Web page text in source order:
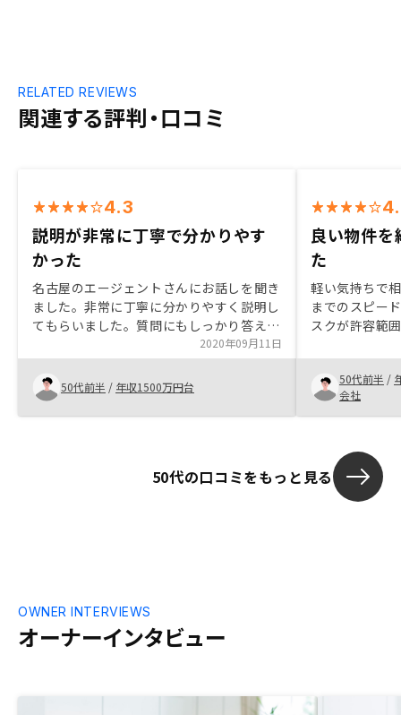
関連する評判・口コミ
RELATED REVIEWS
4.3
説明が非常に丁寧で分かりやす
かった
名古屋のエージェントさんにお話しを聞き
ました。非常に丁寧に分かりやすく説明し
てもらいました。質問にもしっかり答えて
くれました。決裁後アプリに早く反映され
ると良い。
2020年09月11日
50代前半 / 年収1500万円台
良い物件
た
軽い気持ちで
までのスピー
スクが許容範
正直なところ
すが、期待値
ました。手続
にされた方が
あり、誤魔化
れてしまう可
50代前半 /
会社
50代の口コミをもっと見る
オーナーインタビュー
OWNER INTERVIEWS